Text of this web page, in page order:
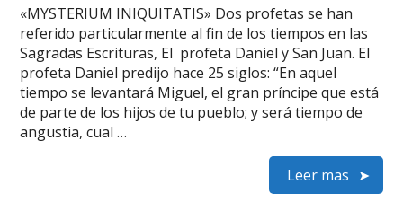
«MYSTERIUM INIQUITATIS» Dos profetas se han
referido particularmente al fin de los tiempos en las
Sagradas Escrituras, El profeta Daniel y San Juan. El
profeta Daniel predijo hace 25 siglos: “En aquel
tiempo se levantará Miguel, el gran príncipe que está
de parte de los hijos de tu pueblo; y será tiempo de
angustia, cual …
Leer mas